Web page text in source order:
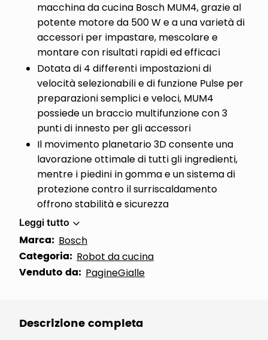
macchina da cucina Bosch MUM4, grazie al
potente motore da 500 W e a una varietà di
accessori per impastare, mescolare e
montare con risultati rapidi ed efficaci
Dotata di 4 differenti impostazioni di
velocità selezionabili e di funzione Pulse per
preparazioni semplici e veloci, MUM4
possiede un braccio multifunzione con 3
punti di innesto per gli accessori
Il movimento planetario 3D consente una
lavorazione ottimale di tutti gli ingredienti,
mentre i piedini in gomma e un sistema di
protezione contro il surriscaldamento
offrono stabilità e sicurezza
Leggi tutto
Marca: Bosch
Categoria: Robot da cucina
Venduto da: PagineGialle
Descrizione completa